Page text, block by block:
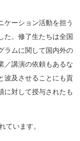
ケーション活動を担う
た。修了生たちは全国
ラムに関して国内外の
／講演の依頼もあるな
波及させることにも貢
に対して授与されたも
ています。